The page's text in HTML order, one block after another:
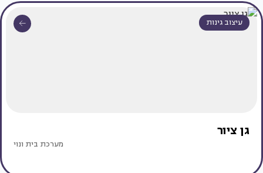
עיצוב גינות
גן ציור
מערכת בית ונוי